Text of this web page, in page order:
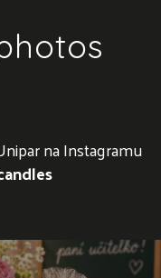
na Instagramu